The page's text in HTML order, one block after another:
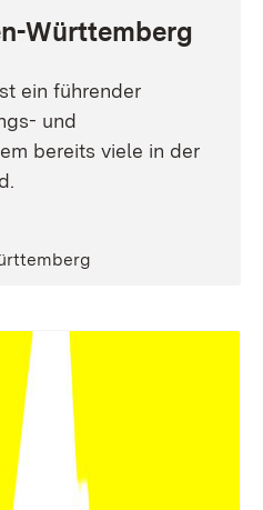
Württemberg
ein führender
und
bereits viele in der